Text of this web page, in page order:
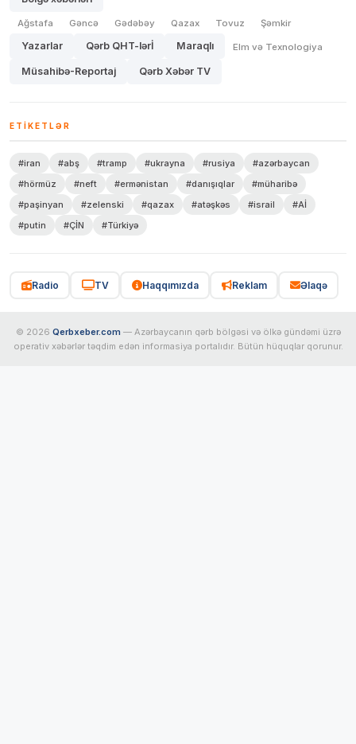
Ağstafa Gəncə Gədəbəy Qazax Tovuz Şəmkir
Yazarlar Qərb QHT-lərİ Maraqlı Elm və Texnologiya
Müsahibə-Reportaj Qərb Xəbər TV
ETIKETLƏR
#iran #abş #tramp #ukrayna #rusiya
#azərbaycan
#hörmüz
#neft #ermənistan #danışıqlar
#müharibə
#paşinyan
#zelenski #qazax #atəşkəs #israil
#Aİ
#putin
#ÇİN #Türkiyə
Radio TV Haqqımızda Reklam Əlaqə
© 2026 Qerbxeber.com — Azərbaycanın qərb bölgəsi və ölkə gündəmi üzrə
operativ xəbərlər təqdim edən informasiya portalıdır. Bütün hüquqlar qorunur.